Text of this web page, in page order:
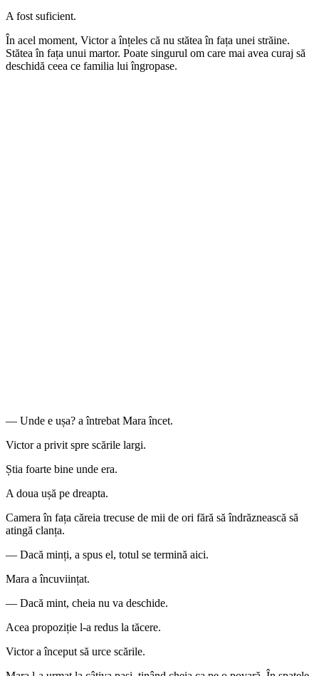
A fost suficient.
În acel moment, Victor a înțeles că nu stătea în fața unei străine.
Stătea în fața unui martor. Poate singurul om care mai avea curaj să
deschidă ceea ce familia lui îngropase.
— Unde e ușa? a întrebat Mara încet.
Victor a privit spre scările largi.
Știa foarte bine unde era.
A doua ușă pe dreapta.
Camera în fața căreia trecuse de mii de ori fără să îndrăznească să
atingă clanța.
— Dacă minți, a spus el, totul se termină aici.
Mara a încuviințat.
— Dacă mint, cheia nu va deschide.
Acea propoziție l-a redus la tăcere.
Victor a început să urce scările.